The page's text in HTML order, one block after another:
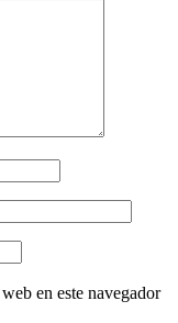
en este navegador